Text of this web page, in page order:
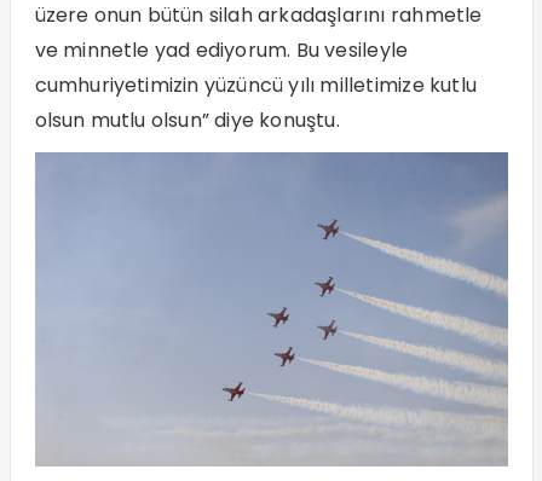
üzere onun bütün silah arkadaşlarını rahmetle
ve minnetle yad ediyorum. Bu vesileyle
cumhuriyetimizin yüzüncü yılı milletimize kutlu
olsun mutlu olsun” diye konuştu.